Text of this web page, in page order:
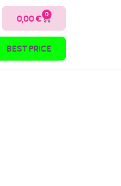
0,00€ 0
BEST PRICE